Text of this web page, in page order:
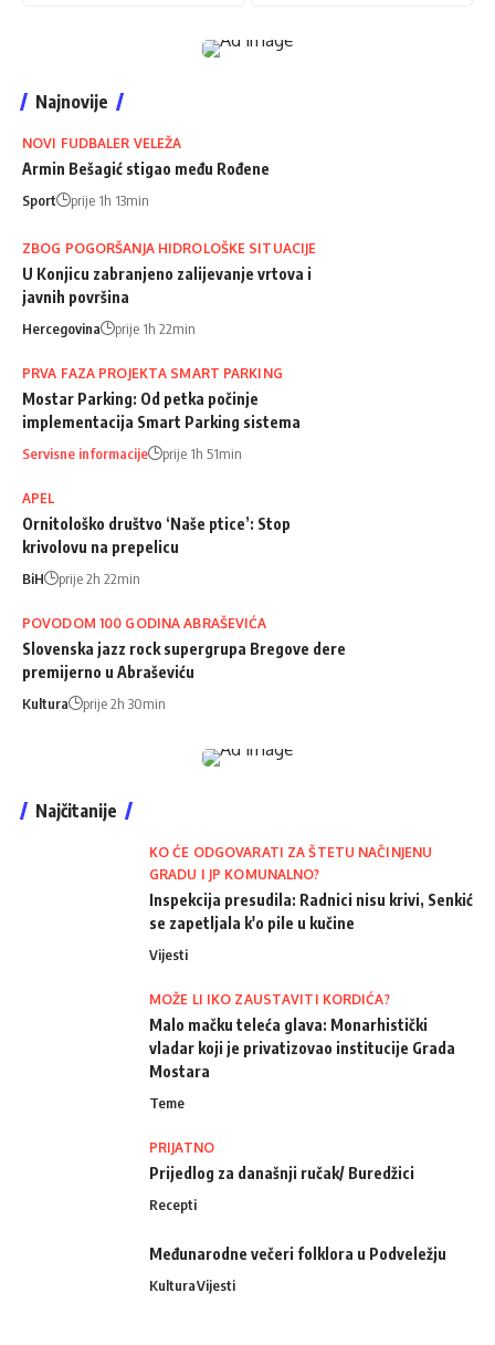
Najnovije
NOVI FUDBALER VELEŽA
Armin Bešagić stigao među Rođene
Sport prije 1h 13min
ZBOG POGORŠANJA HIDROLOŠKE SITUACIJE
U Konjicu zabranjeno zalijevanje vrtova i
javnih površina
Hercegovina prije 1h 22min
PRVA FAZA PROJEKTA SMART PARKING
Mostar Parking: Od petka počinje
implementacija Smart Parking sistema
Servisne informacije prije 1h 51min
APEL
Ornitološko društvo ‘Naše ptice’: Stop
krivolovu na prepelicu
BiH prije 2h 22min
POVODOM 100 GODINA ABRAŠEVIĆA
Slovenska jazz rock supergrupa Bregove dere
premijerno u Abraševiću
Kultura prije 2h 30min
Najčitanije
KO ĆE ODGOVARATI ZA ŠTETU NAČINJENU
GRADU I JP KOMUNALNO?
Inspekcija presudila: Radnici nisu krivi, Senkić
se zapetljala k'o pile u kučine
Vijesti
MOŽE LI IKO ZAUSTAVITI KORDIĆA?
Malo mačku teleća glava: Monarhistički
vladar koji je privatizovao institucije Grada
Mostara
Teme
PRIJATNO
Prijedlog za današnji ručak/ Buredžici
Recepti
Međunarodne večeri folklora u Podveležju
KulturaVijesti